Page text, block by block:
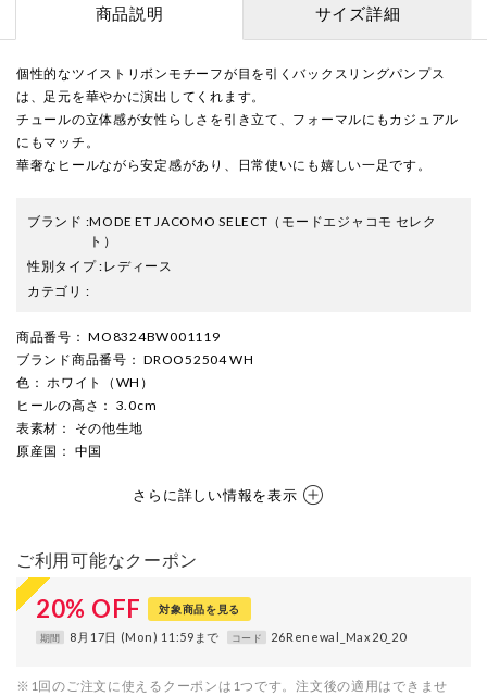
商品説明 サイズ詳細
個性的なツイストリボンモチーフが目を引くバックスリングパンプス
は、足元を華やかに演出してくれます。
チュールの立体感が女性らしさを引き立て、フォーマルにもカジュアル
にもマッチ。
華奢なヒールながら安定感があり、日常使いにも嬉しい一足です。
ブランド :MODE ET JACOMO SELECT （モードエジャコモ セレク
ト）
性別タイプ:レディース
カテゴリ :
商品番号 ： MO8324BW001119
ブランド商品番号 ： DROO52504 WH
色 ： ホワイト（WH）
ヒールの高さ ： 3.0cm
表素材 ： その他生地
原産国 ： 中国
さらに詳しい情報を表示
ご利用可能なクーポン
20% OFF 対象商品を見る
期間 8月17日 (Mon) 11:59まで コード 26Renewal_Max20_20
※1回のご注文に使えるクーポンは1つです。注文後の適用はできませ